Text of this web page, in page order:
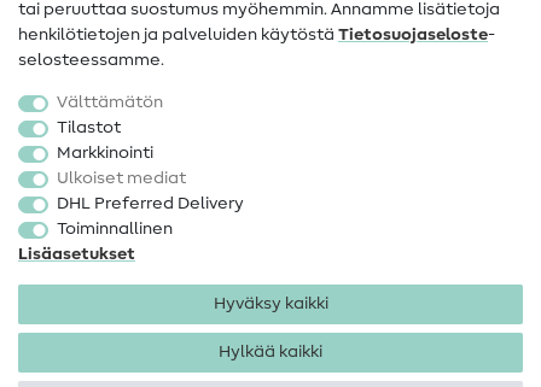
Peruutusoikeus
Suosittu
Kankaat
Ompelutarvikkeet
Ale
tai peruuttaa suostumus myöhemmin. Annamme lisätietoja
henkilötietojen ja palveluiden käytöstä Tietosuojaseloste-
selosteessamme.
Välttämätön
Tilastot
Markkinointi
Ulkoiset mediat
DHL Preferred Delivery
Toiminnallinen
Lisäasetukset
Hyväksy kaikki
Hylkää kaikki
Tietosuoja
Käyttöehdot
Peruutusoikeus